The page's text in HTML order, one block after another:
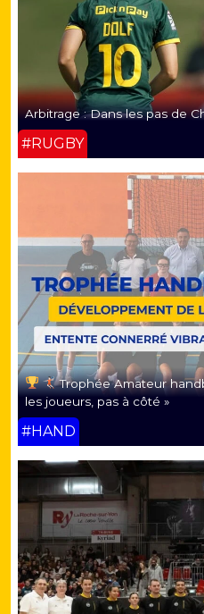
Arbitrage : Dans les pas de
#RUGBY
Trophée Amateur
les joueurs, pas à côté »
#HAND